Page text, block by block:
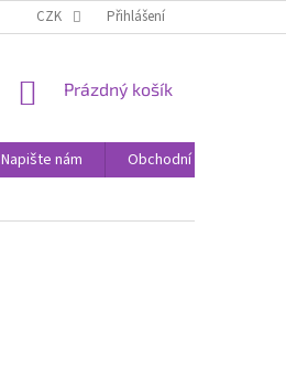
CZK Přihlášení
NÁKUPNÍ
Prázdný košík
Napište nám
Obchodní podmínky